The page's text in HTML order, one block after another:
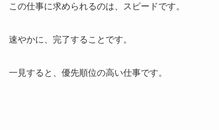
この仕事に求められるのは、スピードです。
速やかに、完了することです。
一見すると、優先順位の高い仕事です。